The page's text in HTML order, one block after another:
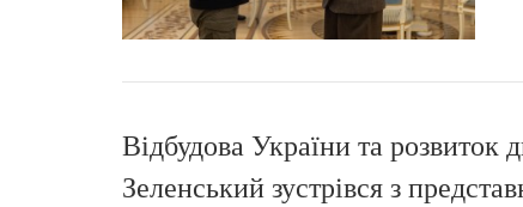
Відбудова України та
Зеленський зустрівся з